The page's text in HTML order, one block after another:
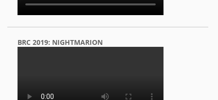
BRC 2019: NIGHTMARION